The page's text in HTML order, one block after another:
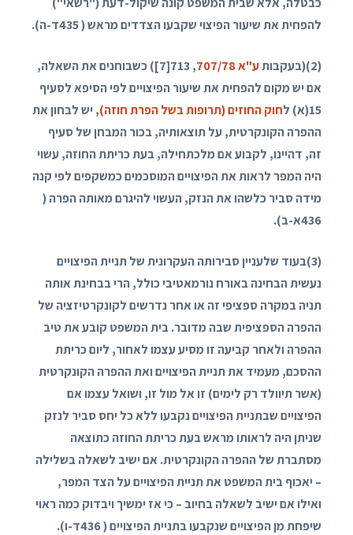
להפחית את שיעור הפיצוי שקבעו הצדדים מראש (
ד-ה).
(
2)(בעקבותע"א 707/78 ,
713
[7]) כשבוחנים את השאלה,
אם יש מקום להפחית את שיעור הפיצויים לפי הסיפא לסעיף
15(א) לחוק החוזים (תרופות בשל הפרת חוזה), יש לבחון את
ההפרה הקונקרטית, על תוצאותיה, בכור המבחן של סעיף
זה, דהיינו, לקבוע אם מלכתחילה, בעת כריתת החוזה, עשוי
היה המפר לראות את הפיצויים המוסכמים כמשקפים לפי קנה
מידה סביר כלשהו את הנזק, העשוי להיגרם מאותה הפרה (
436א-ב).
(
3)בעוד שלעניין סבירותה העקרונית של תניית הפיצויים
נעשית הבחינה באורח נורמאטיבי כולל, הרי בבחינת אותה
תניה במקרה ספציפי זה או אחר נדרשים לקונקרטיזציה של
ההפרה הספציפית שבה מדובר. בית המשפט קובע את טיב
ההפרה ולאחר קביעה זו מסיע עצמו לאחור, ליום כריתת
ההסכם, מעמיד את תניית הפיצויים ואת ההפרה הקונקרטית
(אשר תיוולד רק לימים) זו אל מול זו, ושואל עצמו אם
הפיצויים שבתניית הפיצויים נקבעו ללא כל יחס סביר לנזק
שניתן היה לראותו מראש בעת כריתת החוזה כתוצאה
מסתברת של ההפרה הקונקרטית. אם ישיב לשאלה בשלילה
– יאכוף בית המשפט את תניית הפיצויים על הצד המפר,
ואילו אם ישיב לשאלה בחיוב – כי אז ימשיך ויבדוק כמה ראוי
שיפחת מן הפיצויים שנקבעו בתניית הפיצויים (
ד-ו).